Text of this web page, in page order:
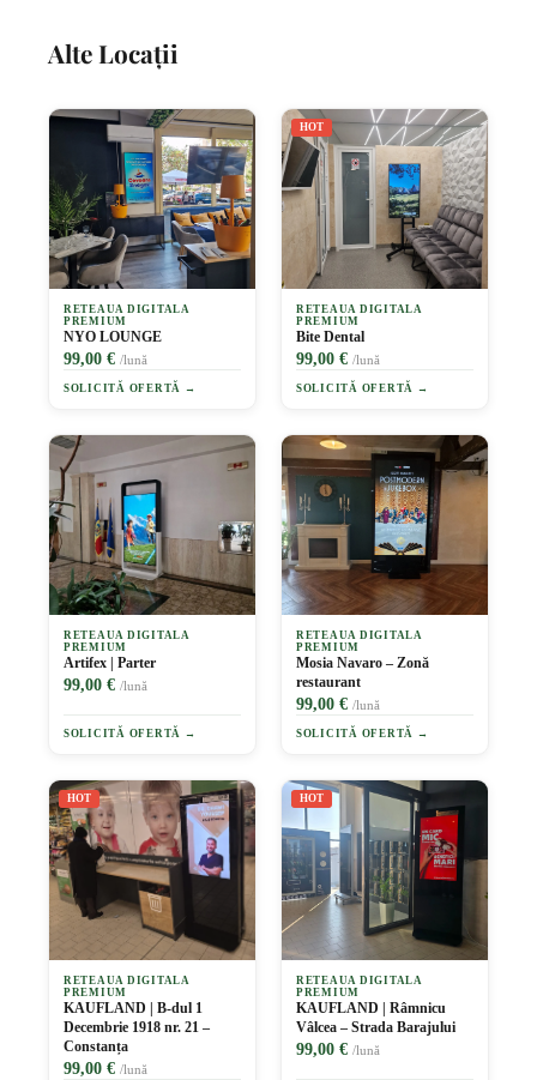
Alte Locații
RETEAUA DIGITALA
PREMIUM
NYO LOUNGE
99,00 € /lună
SOLICITĂ OFERTĂ →
HOT
RETEAUA DIGITALA
PREMIUM
Bite Dental
99,00 € /lună
SOLICITĂ OFERTĂ →
RETEAUA DIGITALA
PREMIUM
Artifex | Parter
99,00 € /lună
SOLICITĂ OFERTĂ →
RETEAUA DIGITALA
PREMIUM
Mosia Navaro – Zonă
restaurant
99,00 € /lună
SOLICITĂ OFERTĂ →
HOT
RETEAUA DIGITALA
PREMIUM
KAUFLAND | B-dul 1
Decembrie 1918 nr. 21 –
Constanța
99,00 € /lună
HOT
RETEAUA DIGITALA
PREMIUM
KAUFLAND | Râmnicu
Vâlcea – Strada Barajului
99,00 € /lună